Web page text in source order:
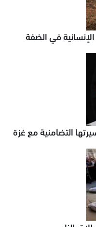
في الضفة
التضامنية مع غزة